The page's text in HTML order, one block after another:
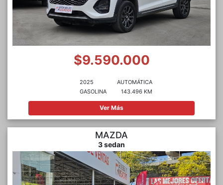
$9.590.000
2025
GASOLINA
AUTOMÁTICA
143.496 KM
Ver Más
MAZDA
3 sedan